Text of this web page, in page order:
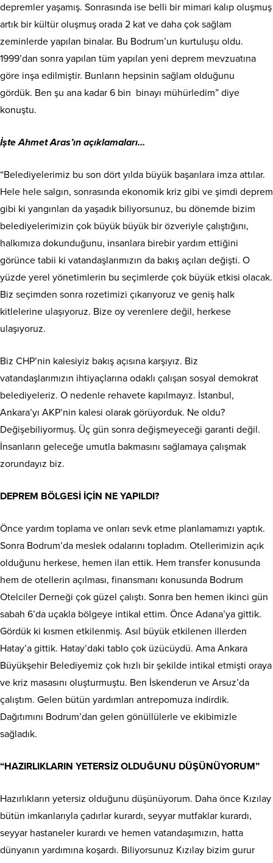
depremler yaşamış. Sonrasında ise belli bir mimari kalıp oluşmuş
artık bir kültür oluşmuş orada 2 kat ve daha çok sağlam
zeminlerde yapılan binalar. Bu Bodrum’un kurtuluşu oldu.
1999’dan sonra yapılan tüm yapılan yeni deprem mevzuatına
göre inşa edilmiştir. Bunların hepsinin sağlam olduğunu
gördük. Ben şu ana kadar 6 bin binayı mühürledim” diye
konuştu.
İşte Ahmet Aras’ın açıklamaları…
“Belediyelerimiz bu son dört yılda büyük başarılara imza attılar.
Hele hele salgın, sonrasında ekonomik kriz gibi ve şimdi deprem
gibi ki yangınları da yaşadık biliyorsunuz, bu dönemde bizim
belediyelerimizin çok büyük büyük bir özveriyle çalıştığını,
halkımıza dokunduğunu, insanlara birebir yardım ettiğini
görünce tabii ki vatandaşlarımızın da bakış açıları değişti. O
yüzde yerel yönetimlerin bu seçimlerde çok büyük etkisi olacak.
Biz seçimden sonra rozetimizi çıkarıyoruz ve geniş halk
kitlelerine ulaşıyoruz. Bize oy verenlere değil, herkese
ulaşıyoruz.
Biz CHP’nin kalesiyiz bakış açısına karşıyız. Biz
vatandaşlarımızın ihtiyaçlarına odaklı çalışan sosyal demokrat
belediyeleriz. O nedenle rehavete kapılmayız. İstanbul,
Ankara’yı AKP’nin kalesi olarak görüyorduk. Ne oldu?
Değişebiliyormuş. Üç gün sonra değişmeyeceği garanti değil.
İnsanların geleceğe umutla bakmasını sağlamaya çalışmak
zorundayız biz.
DEPREM BÖLGESİ İÇİN NE YAPILDI?
Önce yardım toplama ve onları sevk etme planlamamızı yaptık.
Sonra Bodrum’da meslek odalarını topladım. Otellerimizin açık
olduğunu herkese, hemen ilan ettik. Hem transfer konusunda
hem de otellerin açılması, finansmanı konusunda Bodrum
Otelciler Derneği çok güzel çalıştı. Sonra ben hemen ikinci gün
sabah 6’da uçakla bölgeye intikal ettim. Önce Adana’ya gittik.
Gördük ki kısmen etkilenmiş. Asıl büyük etkilenen illerden
Hatay’a gittik. Hatay’daki tablo çok üzücüydü. Ama Ankara
Büyükşehir Belediyemiz çok hızlı bir şekilde intikal etmişti oraya
ve kriz masasını oluşturmuştu. Ben İskenderun ve Arsuz’da
çalıştım. Gelen bütün yardımları antrepomuza indirdik.
Dağıtımını Bodrum’dan gelen gönüllülerle ve ekibimizle
sağladık.
“HAZIRLIKLARIN YETERSİZ OLDUĞUNU DÜŞÜNÜYORUM”
Hazırlıkların yetersiz olduğunu düşünüyorum. Daha önce Kızılay
bütün imkanlarıyla çadırlar kurardı, seyyar mutfaklar kurardı,
seyyar hastaneler kurardı ve hemen vatandaşımızın, hatta
dünyanın yardımına koşardı. Biliyorsunuz Kızılay bizim gurur